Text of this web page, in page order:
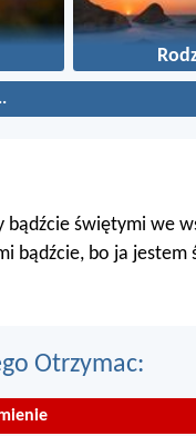
bądźcie świętymi we
bądźcie, bo ja jestem
Otrzymac: